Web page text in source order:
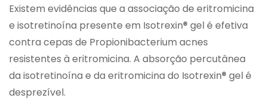
Existem evidências que a associação de eritromicina
e isotretinoína presente em Isotrexin® gel é efetiva
contra cepas de Propionibacterium acnes
resistentes à eritromicina. A absorção percutânea
da isotretinoína e da eritromicina do Isotrexin® gel é
desprezível.